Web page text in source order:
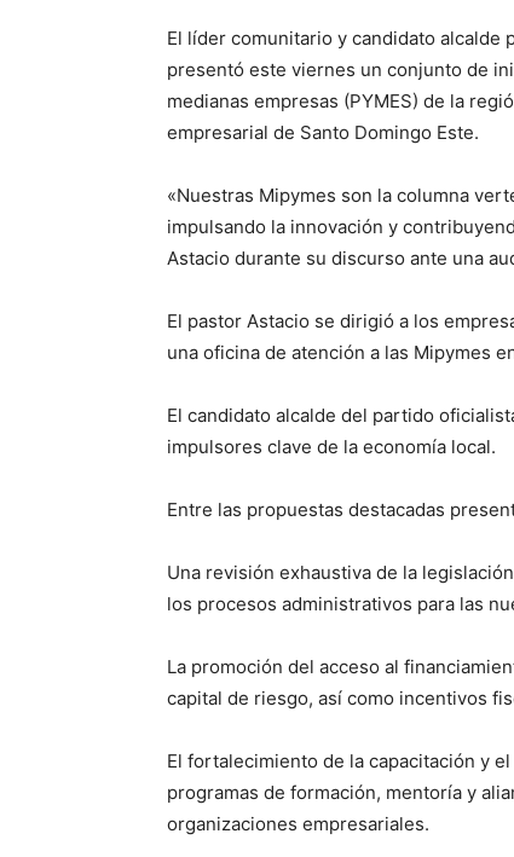
El líder comunitario y candidato alcalde
presentó este viernes un conjunto de
medianas empresas (PYMES) de la
empresarial de Santo Domingo Este.
«Nuestras Mipymes son la columna
impulsando la innovación y
Astacio durante su discurso ante una
El pastor Astacio se dirigió a los
una oficina de atención a las Mipymes
El candidato alcalde del partido
impulsores clave de la economía local.
Entre las propuestas destacadas
Una revisión exhaustiva de la
los procesos administrativos para las
La promoción del acceso al
capital de riesgo, así como incentivos
El fortalecimiento de la capacitación y
programas de formación, mentoría y
organizaciones empresariales.